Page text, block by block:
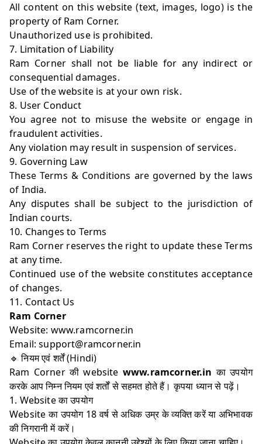
All content on this website (text, images, logo) is the
property of Ram Corner.
Unauthorized use is prohibited.
7. Limitation of Liability
Ram Corner shall not be liable for any indirect or
consequential damages.
Use of the website is at your own risk.
8. User Conduct
You agree not to misuse the website or engage in
fraudulent activities.
Any violation may result in suspension of services.
9. Governing Law
These Terms & Conditions are governed by the laws
of India.
Any disputes shall be subject to the jurisdiction of
Indian courts.
10. Changes to Terms
Ram Corner reserves the right to update these Terms
at any time.
Continued use of the website constitutes acceptance
of changes.
11. Contact Us
Ram Corner
Website: www.ramcorner.in
Email:support@ramcorner.in
🔹 नियम एवं शर्तें (Hindi)
Ram Corner की website www.ramcorner.in का उपयोग
करके आप निम्न नियम एवं शर्तों से सहमत होते हैं। कृपया ध्यान से पढ़ें।
1. Website का उपयोग
Website का उपयोग 18 वर्ष से अधिक उम्र के व्यक्ति करें या अभिभावक
की निगरानी में करें।